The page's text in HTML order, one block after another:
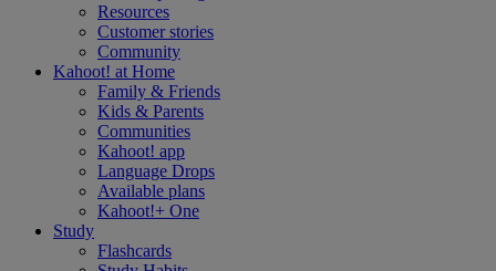
Resources
Customer stories
Community
Kahoot! at Home
Family & Friends
Kids & Parents
Communities
Kahoot! app
Language Drops
Available plans
Kahoot!+ One
Study
Flashcards